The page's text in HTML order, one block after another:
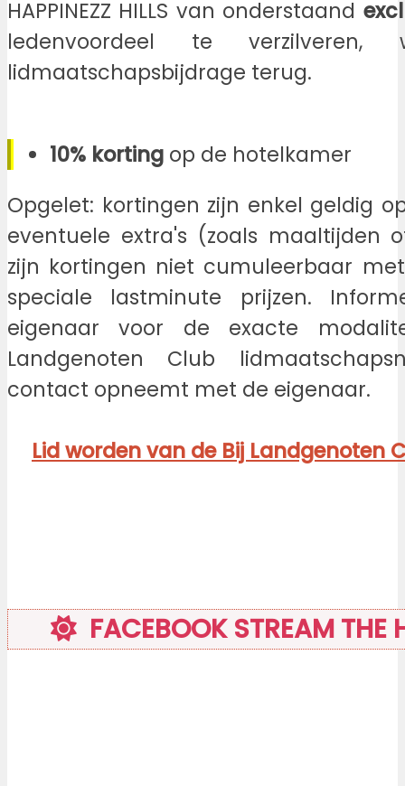
HAPPINEZZ HILLS van onderstaand
ledenvoordeel te
lidmaatschapsbijdrage terug.
10% korting op de hotelkamer
Opgelet: kortingen zijn enkel geldig
eventuele extra's (zoals maaltijden
zijn kortingen niet cumuleerbaar
speciale lastminute prijzen.
eigenaar voor de exacte
Landgenoten Club
contact opneemt met de eigenaar.
Lid worden van de Bij Landgenoten
FACEBOOK STREAM THE